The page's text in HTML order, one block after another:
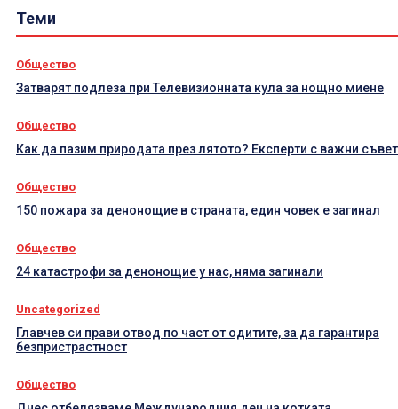
Теми
Общество
Затварят подлеза при Телевизионната кула за нощно миене
Общество
Как да пазим природата през лятото? Експерти с важни
Общество
150 пожара за денонощие в страната, един човек е загинал
Общество
24 катастрофи за денонощие у нас, няма загинали
Uncategorized
Главчев си прави отвод по част от одитите, за да гарантира
безпристрастност
Общество